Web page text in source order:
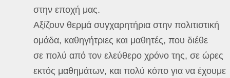
στην εποχή μας.
Αξίζουν θερμά συγχαρητήρια στην πολιτιστική
ομάδα, καθηγήτριες και μαθητές, που διέθε
σε πολύ από τον ελεύθερο χρόνο της, σε ώρες
εκτός μαθημάτων, και πολύ κόπο για να έχουμε